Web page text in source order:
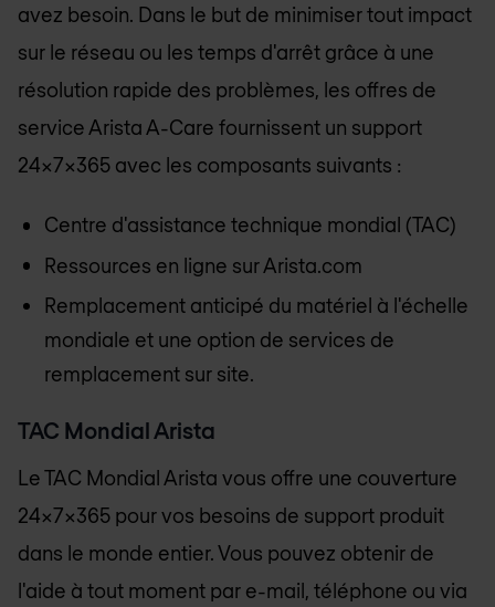
avez besoin. Dans le but de minimiser tout impact
sur le réseau ou les temps d'arrêt grâce à une
résolution rapide des problèmes, les offres de
service Arista A-Care fournissent un support
24x7x365 avec les composants suivants :
Centre d'assistance technique mondial (TAC)
Ressources en ligne sur Arista.com
Remplacement anticipé du matériel à l'échelle
mondiale et une option de services de
remplacement sur site.
TAC Mondial Arista
Le TAC Mondial Arista vous offre une couverture
24x7x365 pour vos besoins de support produit
dans le monde entier. Vous pouvez obtenir de
l'aide à tout moment par e-mail, téléphone ou via